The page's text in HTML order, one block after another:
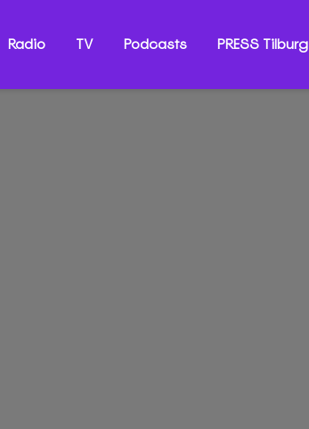
Radio TV Podcasts PRESS Tilburg